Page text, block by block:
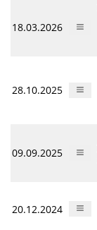
18.03.2026
28.10.2025
09.09.2025
20.12.2024